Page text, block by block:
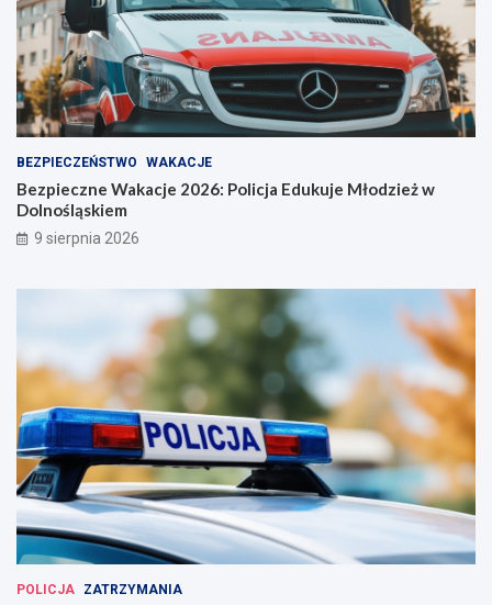
ć
BEZPIECZEŃSTWO WAKACJE
Bezpieczne Wakacje 2026: Policja Edukuje Młodzież w
Dolnośląskiem
9 sierpnia 2026
POLICJA ZATRZYMANIA